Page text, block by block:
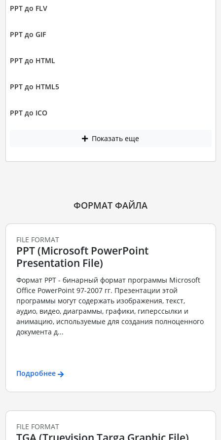
PPT до FLV
PPT до GIF
PPT до HTML
PPT до HTML5
PPT до ICO
Показать еще
ФОРМАТ ФАЙЛА
FILE FORMAT
PPT (Microsoft PowerPoint
Presentation File)
Формат PPT - бинарный формат программы Microsoft
Office PowerPoint 97-2007 гг. Презентации этой
программы могут содержать изображения, текст,
аудио, видео, диаграммы, графики, гиперссылки и
анимацию, используемые для создания полноценного
документа д...
Подробнее
FILE FORMAT